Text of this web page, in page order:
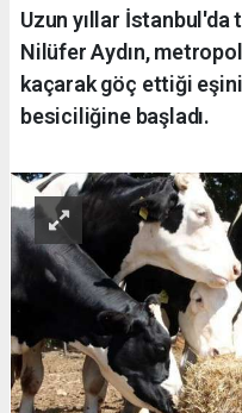
Uzun yıllar
Nilüfer Aydın,
kaçarak göç ettiği
besiciliğine başladı.